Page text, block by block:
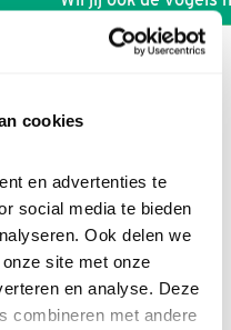
cookies
en advertenties te
social media te bieden
Ook delen we
site met onze
en analyse. Deze
combineren met andere